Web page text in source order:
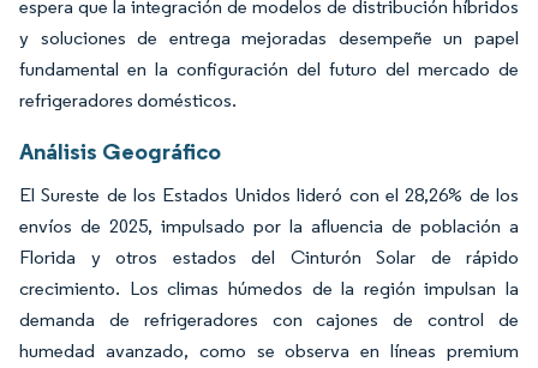
espera que la integración de modelos de distribución híbridos
y soluciones de entrega mejoradas desempeñe un papel
fundamental en la configuración del futuro del mercado de
refrigeradores domésticos.
Análisis Geográfico
El Sureste de los Estados Unidos lideró con el 28,26% de los
envíos de 2025, impulsado por la afluencia de población a
Florida y otros estados del Cinturón Solar de rápido
crecimiento. Los climas húmedos de la región impulsan la
demanda de refrigeradores con cajones de control de
humedad avanzado, como se observa en líneas premium